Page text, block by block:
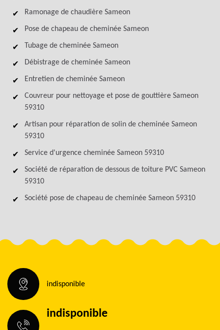
Ramonage de chaudière Sameon
Pose de chapeau de cheminée Sameon
Tubage de cheminée Sameon
Débistrage de cheminée Sameon
Entretien de cheminée Sameon
Couvreur pour nettoyage et pose de gouttière Sameon
59310
Artisan pour réparation de solin de cheminée Sameon
59310
Service d'urgence cheminée Sameon 59310
Société de réparation de dessous de toiture PVC Sameon
59310
Société pose de chapeau de cheminée Sameon 59310
indisponible
indisponible